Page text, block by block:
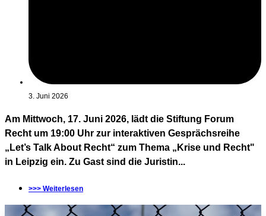
3. Juni 2026
Am Mittwoch, 17. Juni 2026, lädt die Stiftung Forum
Recht um 19:00 Uhr zur interaktiven Gesprächsreihe
„Let’s Talk About Recht“ zum Thema „Krise und Recht"
in Leipzig ein. Zu Gast sind die Juristin...
>>> Weiterlesen